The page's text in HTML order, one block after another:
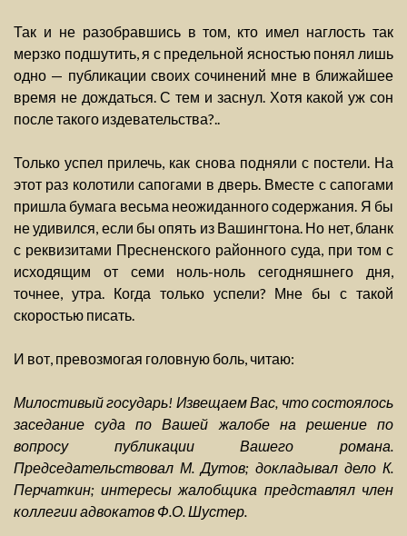
Так и не разобравшись в том, кто имел наглость так
мерзко подшутить, я с предельной ясностью понял лишь
одно — публикации своих сочинений мне в ближайшее
время не дождаться. С тем и заснул. Хотя какой уж сон
после такого издевательства?..
Только успел прилечь, как снова подняли с постели. На
этот раз колотили сапогами в дверь. Вместе с сапогами
пришла бумага весьма неожиданного содержания. Я бы
не удивился, если бы опять из Вашингтона. Но нет, бланк
с реквизитами Пресненского районного суда, при том с
исходящим от семи ноль-ноль сегодняшнего дня,
точнее, утра. Когда только успели? Мне бы с такой
скоростью писать.
И вот, превозмогая головную боль, читаю:
Милостивый государь! Извещаем Вас, что состоялось
заседание суда по Вашей жалобе на решение по
вопросу публикации Вашего романа.
Председательствовал М. Дутов; докладывал дело К.
Перчаткин; интересы жалобщика представлял член
коллегии адвокатов Ф.О. Шустер.